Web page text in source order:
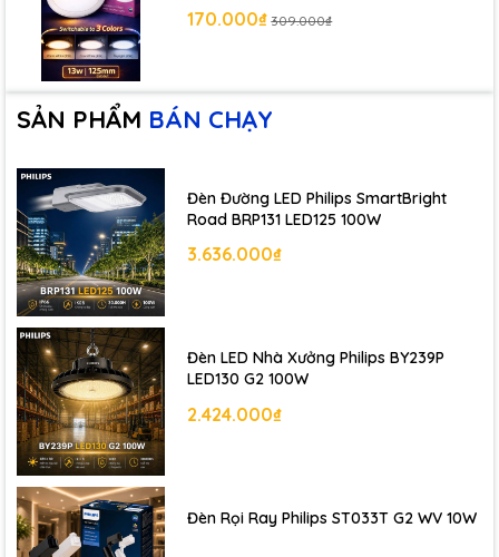
170.000₫ 309.000₫
SẢN PHẨM BÁN CHẠY
Đèn Đường LED Philips SmartBright
Road BRP131 LED125 100W
3.636.000₫
Đèn LED Nhà Xưởng Philips BY239P
LED130 G2 100W
2.424.000₫
Đèn Rọi Ray Philips ST033T G2 WV 10W